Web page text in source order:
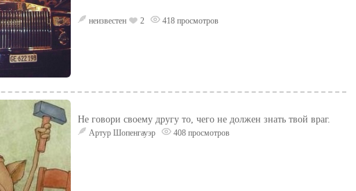
неизвестен 2 418 просмотров
Не говори своему другу то, чего не должен знать твой враг.
Артур Шопенгауэр 408 просмотров